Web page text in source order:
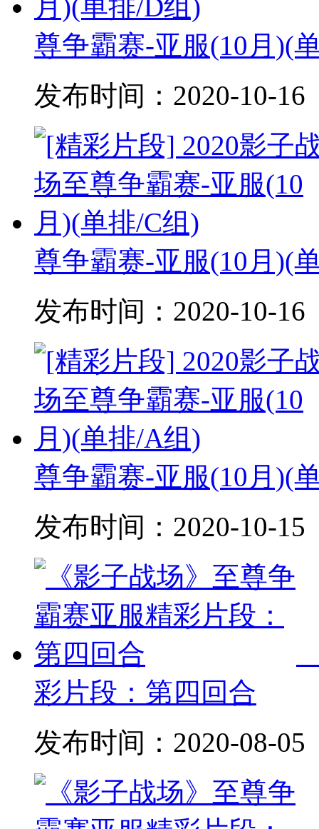
尊争霸赛-亚服(10月)(
发布时间： 2020-10-16
尊争霸赛-亚服(10月)(
发布时间： 2020-10-16
尊争霸赛-亚服(10月)(
发布时间： 2020-10-15
彩片段：第四回合
发布时间： 2020-08-05